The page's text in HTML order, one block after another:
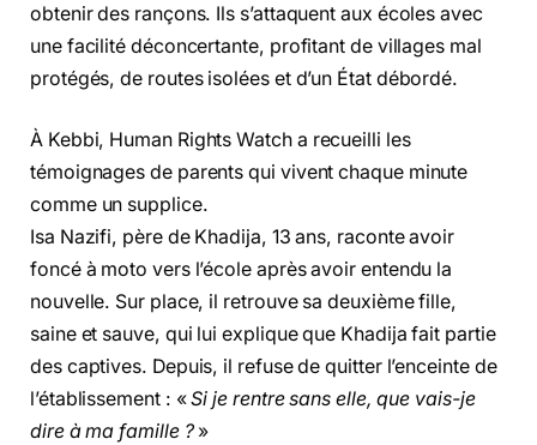
obtenir des rançons. Ils s’attaquent aux écoles avec
une facilité déconcertante, profitant de villages mal
protégés, de routes isolées et d’un État débordé.
À Kebbi, Human Rights Watch a recueilli les
témoignages de parents qui vivent chaque minute
comme un supplice.
Isa Nazifi, père de Khadija, 13 ans, raconte avoir
foncé à moto vers l’école après avoir entendu la
nouvelle. Sur place, il retrouve sa deuxième fille,
saine et sauve, qui lui explique que Khadija fait partie
des captives. Depuis, il refuse de quitter l’enceinte de
l’établissement : «Si je rentre sans elle, que vais-je
dire à ma famille ?»